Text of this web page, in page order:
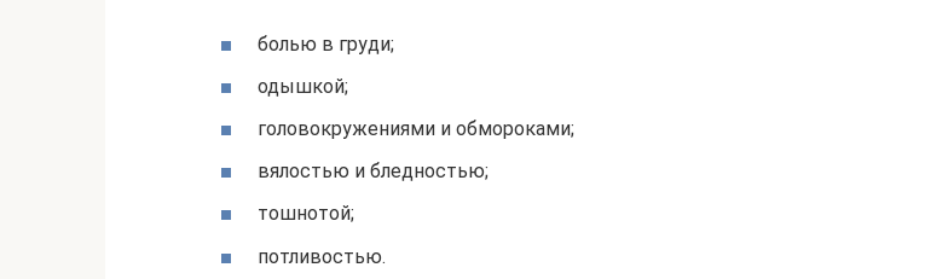
болью в груди;
одышкой;
головокружениями и обмороками;
вялостью и бледностью;
тошнотой;
потливостью.